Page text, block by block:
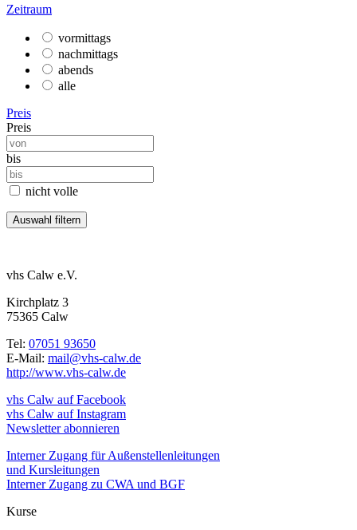
Zeitraum
vormittags
nachmittags
abends
alle
Preis
Preis
bis
nicht volle
vhs Calw e.V.
Kirchplatz 3
75365 Calw
Tel: 07051 93650
E-Mail: mail@vhs-calw.de
http://www.vhs-calw.de
vhs Calw auf Facebook
vhs Calw auf Instagram
Newsletter abonnieren
Interner Zugang für Außenstellenleitungen
und Kursleitungen
Interner Zugang zu CWA und BGF
Kurse